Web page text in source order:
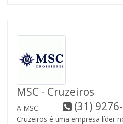
MSC - Cruzeiros
(31)
A MSC
Cruzeiros é uma empresa líder